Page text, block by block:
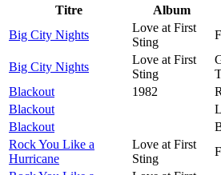
Titre Album
Big City Nights
Love at First
Sting
Big City Nights
Love at First
Sting
Blackout
1982
Blackout
Blackout
Rock You Like a
Hurricane
Love at First
Sting